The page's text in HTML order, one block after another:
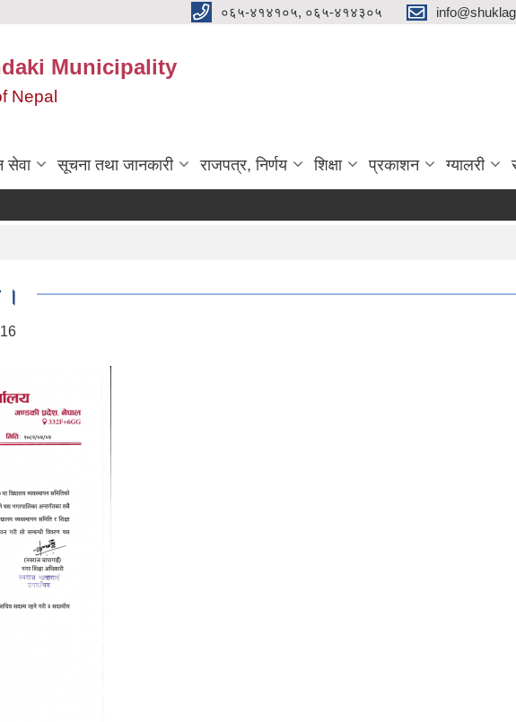
०६५-४१४१०५, ०६५-४१४३०५
Municipality
Nepal
सेवा सूचना तथा जानकारी राजपत्र, निर्णय शिक्षा प्रकाशन ग्यालरी
।